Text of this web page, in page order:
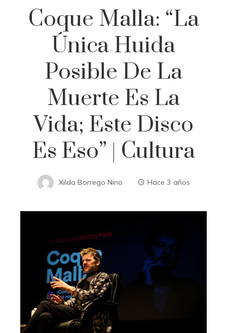
Coque Malla: “La
Única Huida
Posible De La
Muerte Es La
Vida; Este Disco
Es Eso” | Cultura
Xilda Borrego Nino Hace 3 años